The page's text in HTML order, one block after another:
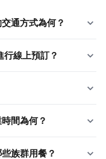
通方式為何？
行線上預訂？
間為何？
族群用餐？